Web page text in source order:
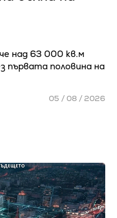
над 63 000 кв.м
първата половина на
05 / 08 / 2026